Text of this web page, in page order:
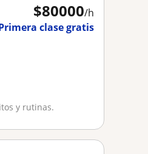
$80000/h
clase gratis
y rutinas.